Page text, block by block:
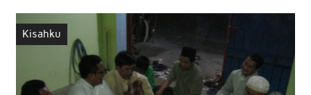
Kisahku